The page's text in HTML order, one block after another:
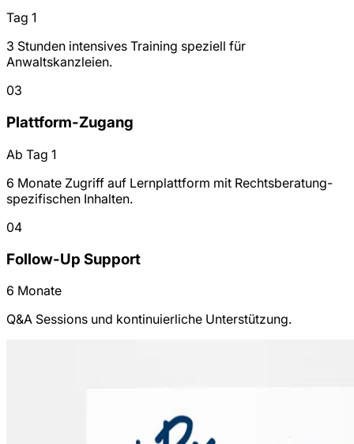
Tag 1
3 Stunden intensives Training speziell für
Anwaltskanzleien.
03
Plattform-Zugang
Ab Tag 1
6 Monate Zugriff auf Lernplattform mit Rechtsberatung-
spezifischen Inhalten.
04
Follow-Up Support
6 Monate
Q&A Sessions und kontinuierliche Unterstützung.